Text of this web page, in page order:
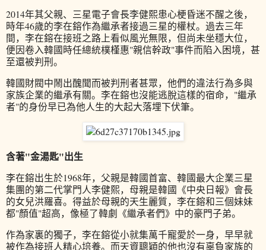
2014年其父親、三星電子會長李健熙患心梗昏迷不醒之後，
時年46歲的李在鎔作為繼承者接過三星的權杖。過去三年
間，李在鎔在接班之路上看似風光無限，但尚未坐穩大位，
便因卷入韓國時任總統樸槿惠"親信幹政"事件而陷入困境，甚
至還被判刑。
韓國財閥中鬧出醜聞而被判刑者甚眾，他們的違法行為多與
家族企業的繼承有關。李在鎔也沒能逃脫這樣的宿命，"繼承
者"的身份早已為他人生的大起大落埋下伏筆。
含著"金湯匙"出生
李在鎔出生於1968年，父親是韓國首富、韓國最大企業三星
集團的第二代掌門人李健熙，母親是韓國《中央日報》會長
的女兒洪羅喜。得益於母親的天生麗質，李在鎔和三個妹妹
都"顏值"超高，像極了韓劇《繼承者們》中的豪門子弟。
作為家裏的獨子，李在鎔從小就集萬千寵愛於一身，早早就
被作為接班人精心培養。而天資聰穎的他也沒有辜負家族的